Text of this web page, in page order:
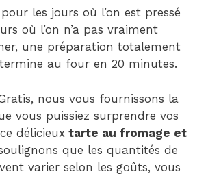
les jours où l’on est pressé
où l’on n’a pas vraiment
une préparation totalement
au four en 20 minutes.
nous vous fournissons la
vous puissiez surprendre vos
délicieux tarte au fromage et
que les quantités de
varier selon les goûts, vous